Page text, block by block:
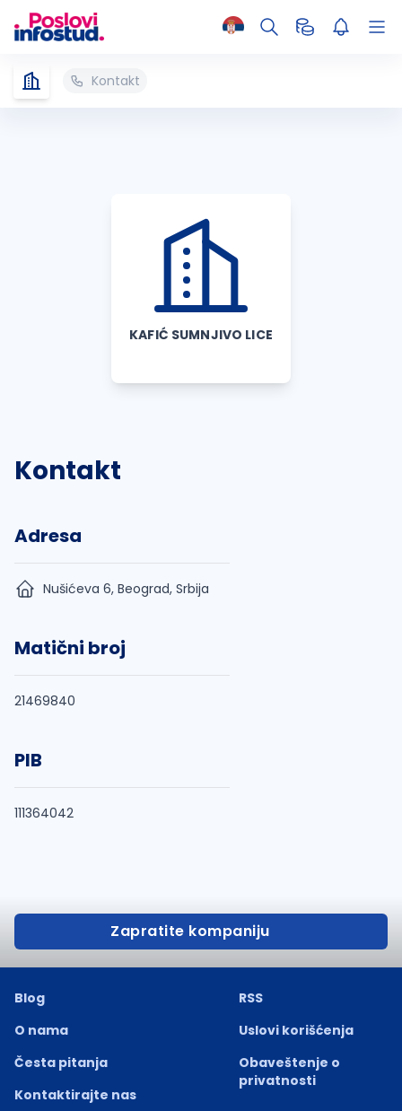
Kontakt
KAFIĆ SUMNJIVO LICE
Kontakt
Adresa
Nušićeva 6, Beograd, Srbija
Matični broj
21469840
PIB
111364042
Zapratite kompaniju
Blog
O nama
Česta pitanja
Kontaktirajte nas
RSS
Uslovi korišćenja
Obaveštenje o
privatnosti